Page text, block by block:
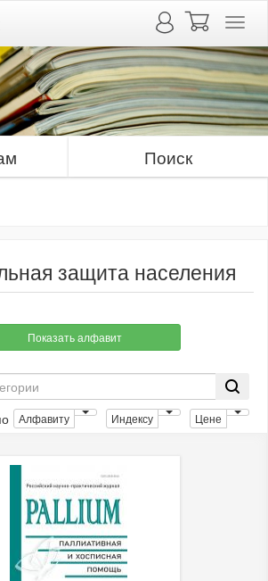
Поиск
защита населения
Показать алфавит
Алфавиту Индексу Цене